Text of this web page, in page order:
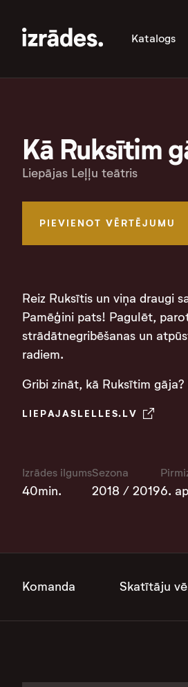
Katalogs
Kā Ruksītim
Liepājas Leļļu teātris
PIEVIENOT VĒRTĒJUMU
Reiz Ruksītis un viņa draugi
Pamēģini pats! Pagulēt,
strādātnegribēšanas un
radiem.
Gribi zināt, kā Ruksītim
LIEPAJASLELLES.LV
Izrādes ilgums
40min.
Sezona
2018 / 20196.
Komanda Skatītāju